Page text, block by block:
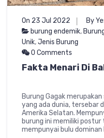
On 23 Jul 2022
By
burung endemik,
Unik,Jenis Burung
0 Comments
Fakta Menari Di
Burung Gagak
yang ada dunia, tersebar
Amerika Selatan.
burung ini memiliki
mempunyai bulu